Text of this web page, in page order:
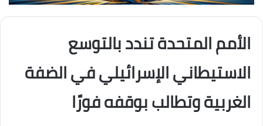
الأمم المتحدة تندد بالتوسع
الاستيطاني الإسرائيلي في الضفة
الغربية وتطالب بوقفه فورًا